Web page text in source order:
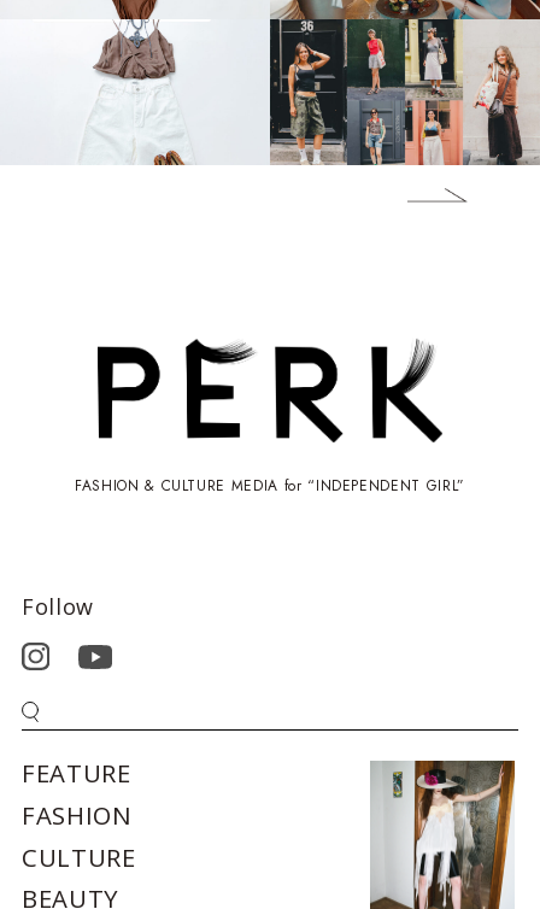
FASHION & CULTURE MEDIA for “INDEPENDENT GIRL”
Follow
FEATURE
FASHION
CULTURE
BEAUTY